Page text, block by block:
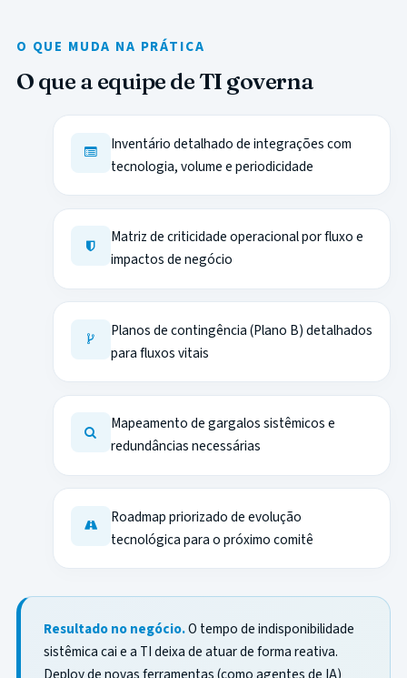
O QUE MUDA NA PRÁTICA
O que a equipe de TI governa
Inventário detalhado de integrações com
tecnologia, volume e periodicidade
Matriz de criticidade operacional por fluxo e
impactos de negócio
Planos de contingência (Plano B) detalhados
para fluxos vitais
Mapeamento de gargalos sistêmicos e
redundâncias necessárias
Roadmap priorizado de evolução
tecnológica para o próximo comitê
Resultado no negócio.O tempo de indisponibilidade
sistêmica cai e a TI deixa de atuar de forma reativa.